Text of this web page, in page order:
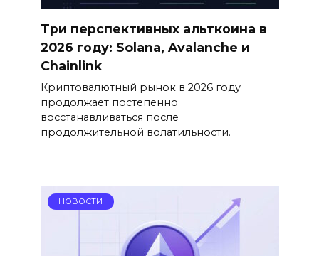
Три перспективных альткоина в
2026 году: Solana, Avalanche и
Chainlink
Криптовалютный рынок в 2026 году
продолжает постепенно
восстанавливаться после
продолжительной волатильности.
НОВОСТИ